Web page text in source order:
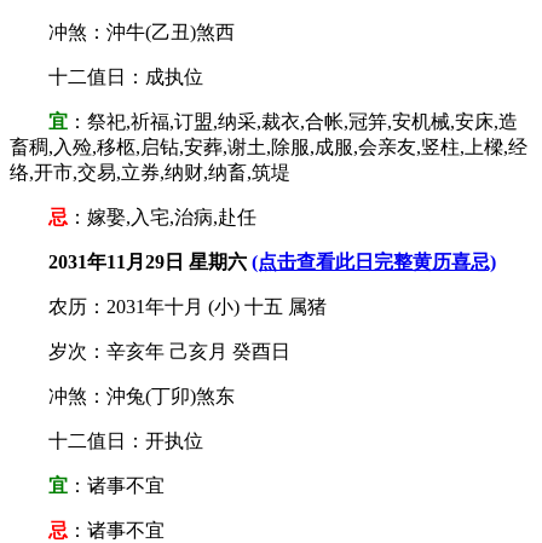
冲煞：沖牛(乙丑)煞西
十二值日：成执位
宜 ：祭祀,祈福,订盟,纳采,裁衣,合帐,冠笄,安机械,安床,造
畜稠,入殓,移柩,启钻,安葬,谢土,除服,成服,会亲友,竖柱,上樑,经
络,开市,交易,立券,纳财,纳畜,筑堤
忌 ：嫁娶,入宅,治病,赴任
2031年11月29日 星期六 (点击查看此日完整黄历喜忌)
农历：2031年十月 (小) 十五 属猪
岁次：辛亥年 己亥月 癸酉日
冲煞：沖兔(丁卯)煞东
十二值日：开执位
宜 ：诸事不宜
忌 ：诸事不宜